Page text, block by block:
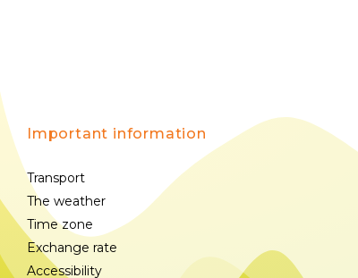
Important information
Transport
The weather
Time zone
Exchange rate
Accessibility